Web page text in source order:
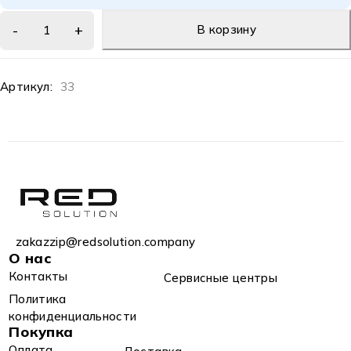
В корзину
Артикул: 33
zakazzip@redsolution.company
О нас
Контакты
Сервисные центры
Политика
конфиденциальности
Покупка